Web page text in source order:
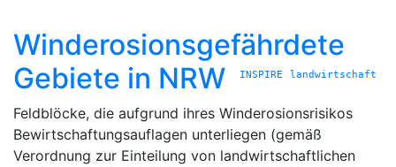
Winderosionsgefährdete
Gebiete in NRW
INSPIRE landwirtschaft
Feldblöcke, die aufgrund ihres Winderosionsrisikos
Bewirtschaftungsauflagen unterliegen (gemäß
Verordnung zur Einteilung von landwirtschaftlichen